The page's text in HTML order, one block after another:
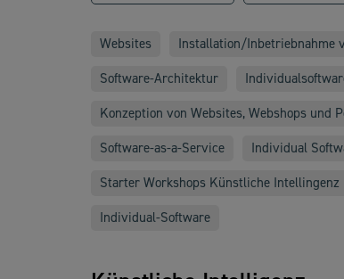
Websites Installation/Inbetriebnahme
Software-Architektur
Konzeption von Websites, Webshops und
Software-as-a-Service
Individual
Starter Workshops Künstliche Intellingenz
Individual-Software